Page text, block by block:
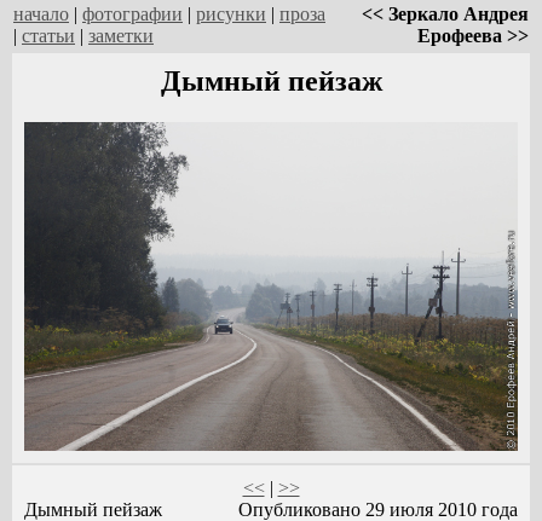
начало | фотографии | рисунки | проза
| статьи | заметки
<< Зеркало Андрея
Ерофеева >>
Дымный пейзаж
<<| >>
Дымный пейзаж
Опубликовано 29 июля 2010 года